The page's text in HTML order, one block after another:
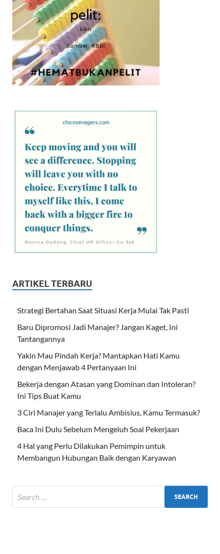
ARTIKEL TERBARU
Strategi Bertahan Saat Situasi Kerja Mulai Tak Pasti
Baru Dipromosi Jadi Manajer? Jangan Kaget, Ini
Tantangannya
Yakin Mau Pindah Kerja? Mantapkan Hati Kamu
dengan Menjawab 4 Pertanyaan Ini
Bekerja dengan Atasan yang Dominan dan Intoleran?
Ini Tips Buat Kamu
3 Ciri Manajer yang Terlalu Ambisius, Kamu Termasuk?
Baca Ini Dulu Sebelum Mengeluh Soal Pekerjaan
4 Hal yang Perlu Dilakukan Pemimpin untuk
Membangun Hubungan Baik dengan Karyawan